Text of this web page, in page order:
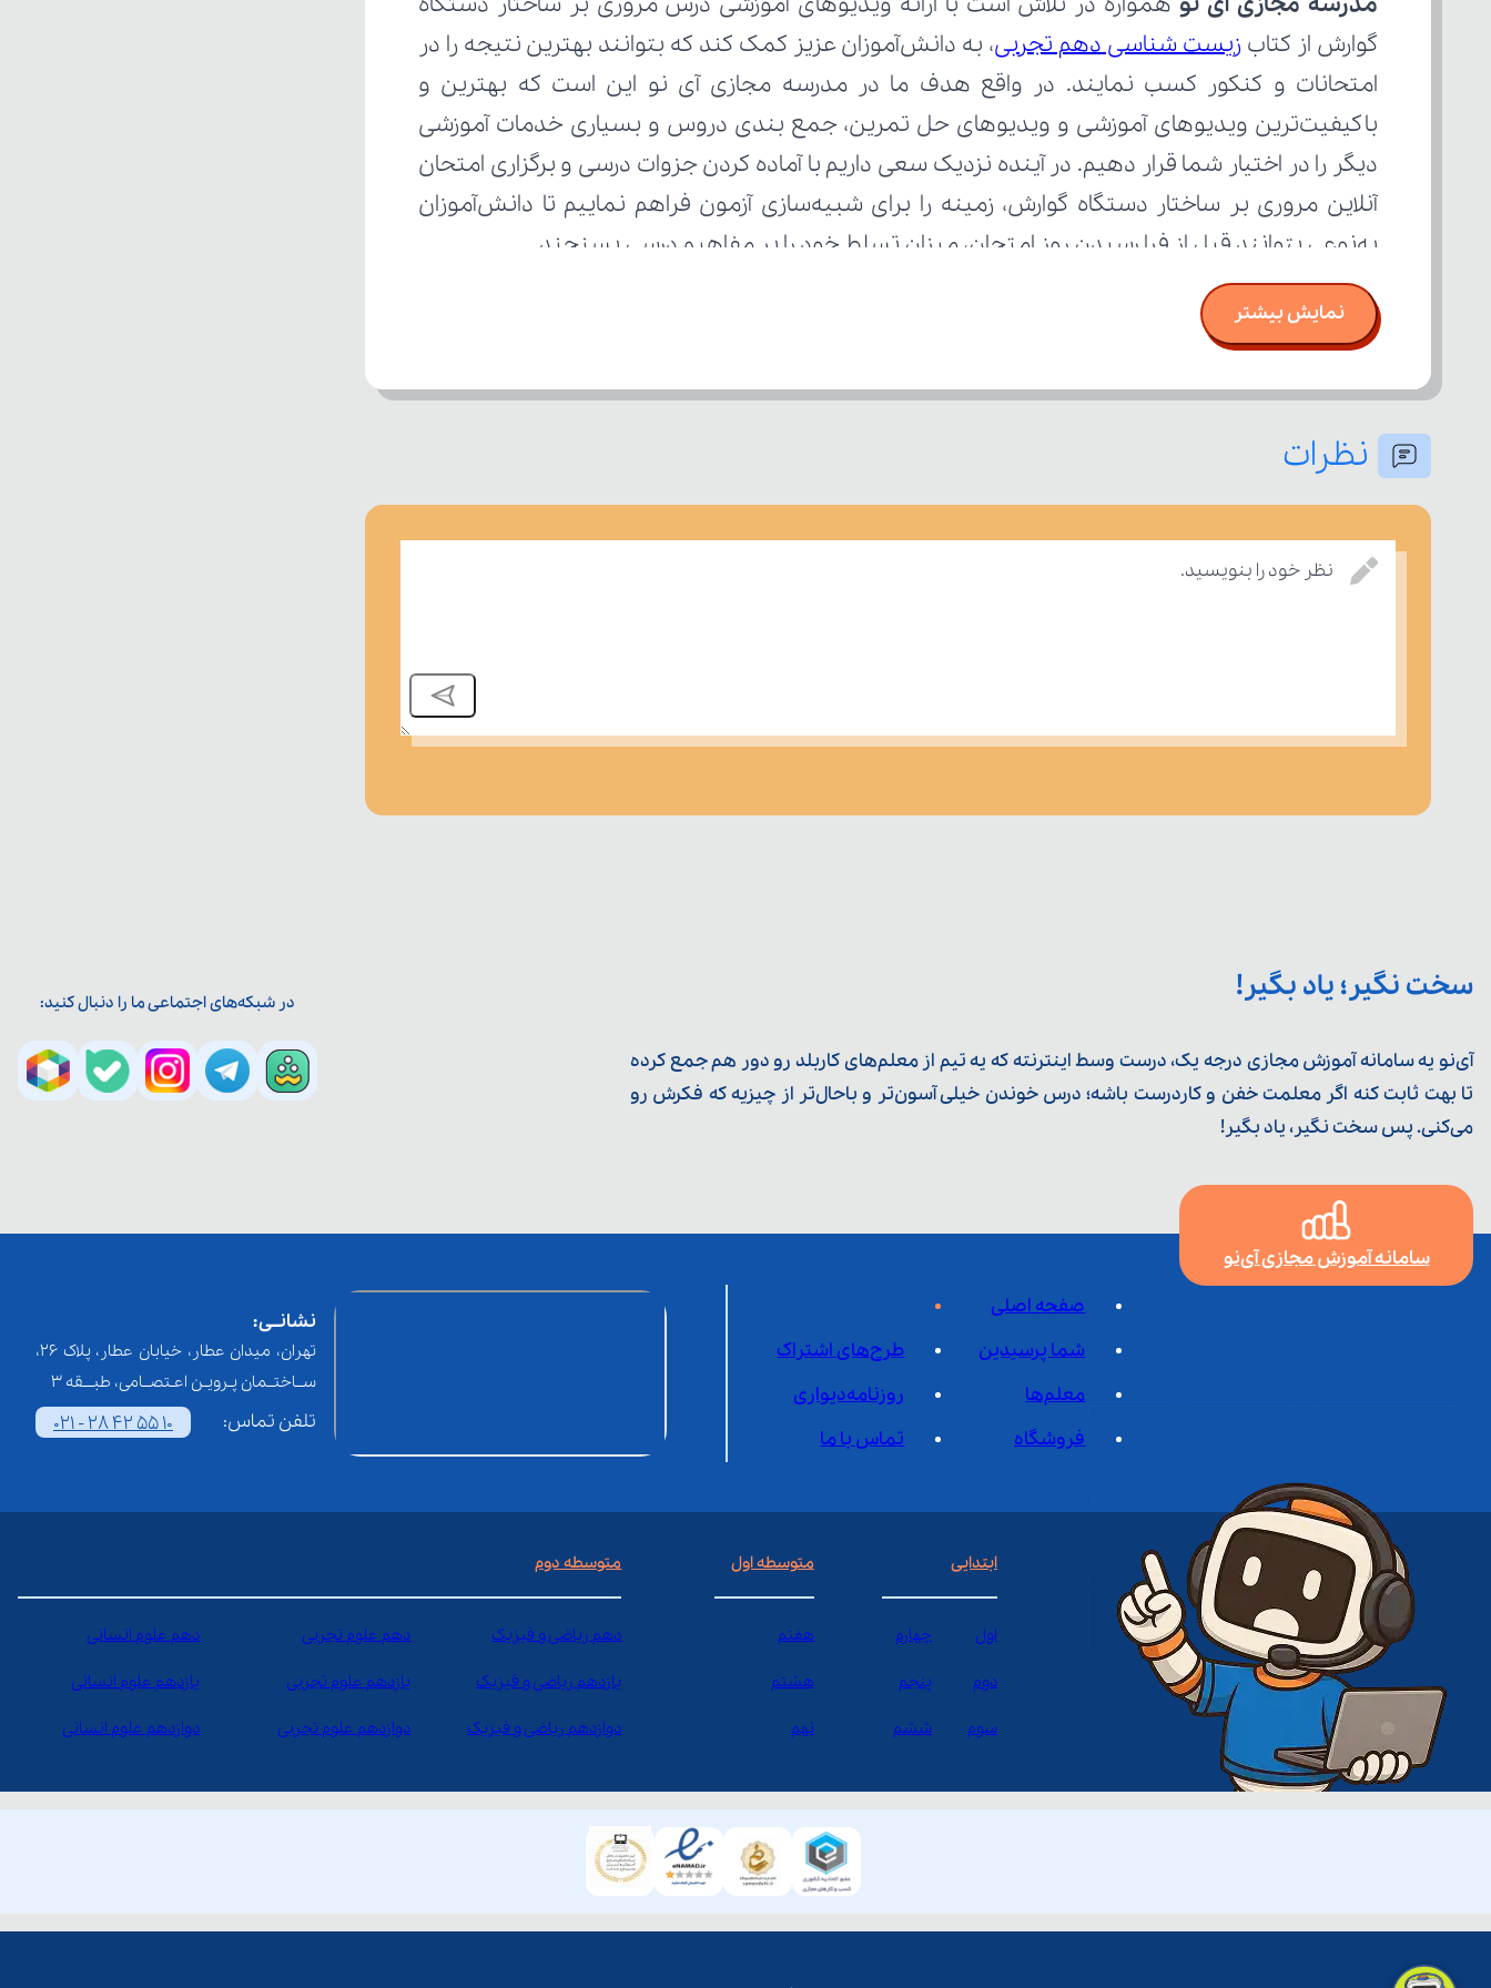
گوارش از کتاب زیست شناسی دهم تجربی
به‌نوعی بتوانند قبل از فرا رسیدن روز امتحان، میزان تسلط خود را بر مفاهیم درسی بسنجند.
نمایش بیشتر
نظرات
نظر خود را بنویسید.
سخت نگیر؛ یاد بگیر!
آی‌نو یه سامانه آموزش مجازی درجه یک، درست وسط اینترنته که یه تیم از معلم‌‌های کاربلد رو دور هم جمع کرده
تا بهت ثابت کنه اگر معلمت خفن و کاردرست باشه؛ درس خوندن خیلی آسون‌تر و باحال‌تر از چیزیه که فکرش رو
می‌کنی. پس سخت نگیر، یاد بگیر!
در شبکه‌های اجتماعی ما را دنبال کنید:
سامانه آموزش مجازی آی‌نو
صفحه اصلی
شما پرسیدین
طرح‌های اشتراک
معلم‌ها
روزنامه‌دیواری
فروشگاه
تماس با ما
نشانــی:
تهران، میدان عطار، خیابان عطار، پلاک 26،
ســاختــمان پـرویـن اعـتصــامی، طبـــقه 3
تلفن تماس: 021 - 28 42 55 10
ابتدایی
اول چهارم
دوم پنجم
سوم ششم
متوسطه اول
هفتم
هشتم
نهم
متوسطه دوم
دهم ریاضی و فیزیک دهم علوم تجربی دهم علوم انسانی
یازدهم ریاضی و فیزیک یازدهم علوم تجربی یازدهم علوم انسانی
دوازدهم ریاضی و فیزیک دوازدهم علوم تجربی دوازدهم علوم انسانی